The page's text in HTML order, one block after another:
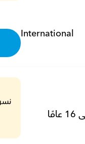
International